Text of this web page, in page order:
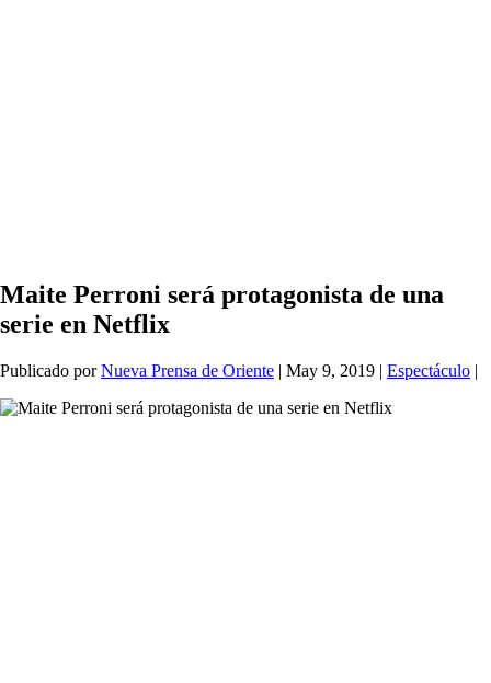
Maite Perroni será protagonista de una
serie en Netflix
Publicado porNueva Prensa de Oriente | May 9, 2019 | Espectáculo |